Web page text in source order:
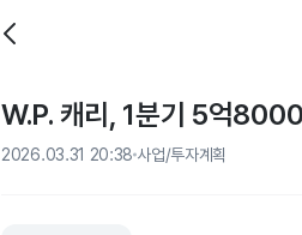
W.P. 캐리, 1분기 5억
2026.03.31 20:38 사업/투자계획